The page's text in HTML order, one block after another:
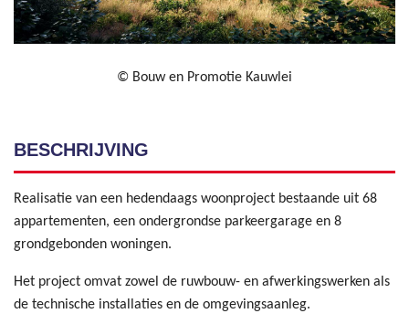
© Bouw en Promotie Kauwlei
BESCHRIJVING
Realisatie van een hedendaags woonproject bestaande uit 68
appartementen, een ondergrondse parkeergarage en 8
grondgebonden woningen.
Het project omvat zowel de ruwbouw- en afwerkingswerken als
de technische installaties en de omgevingsaanleg.